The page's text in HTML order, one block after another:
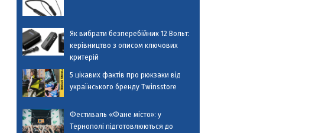
Як вибрати безперебійник 12 Вольт:
керівництво з описом ключових
критерій
5 цікавих фактів про рюкзаки від
українського бренду Twinsstore
Фестиваль «Фане місто»: у
Тернополі підготовлюються до